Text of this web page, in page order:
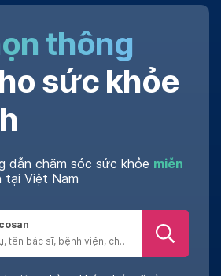
thông
sức khỏe
dẫn chăm sóc sức khỏe miễn
tại Việt Nam